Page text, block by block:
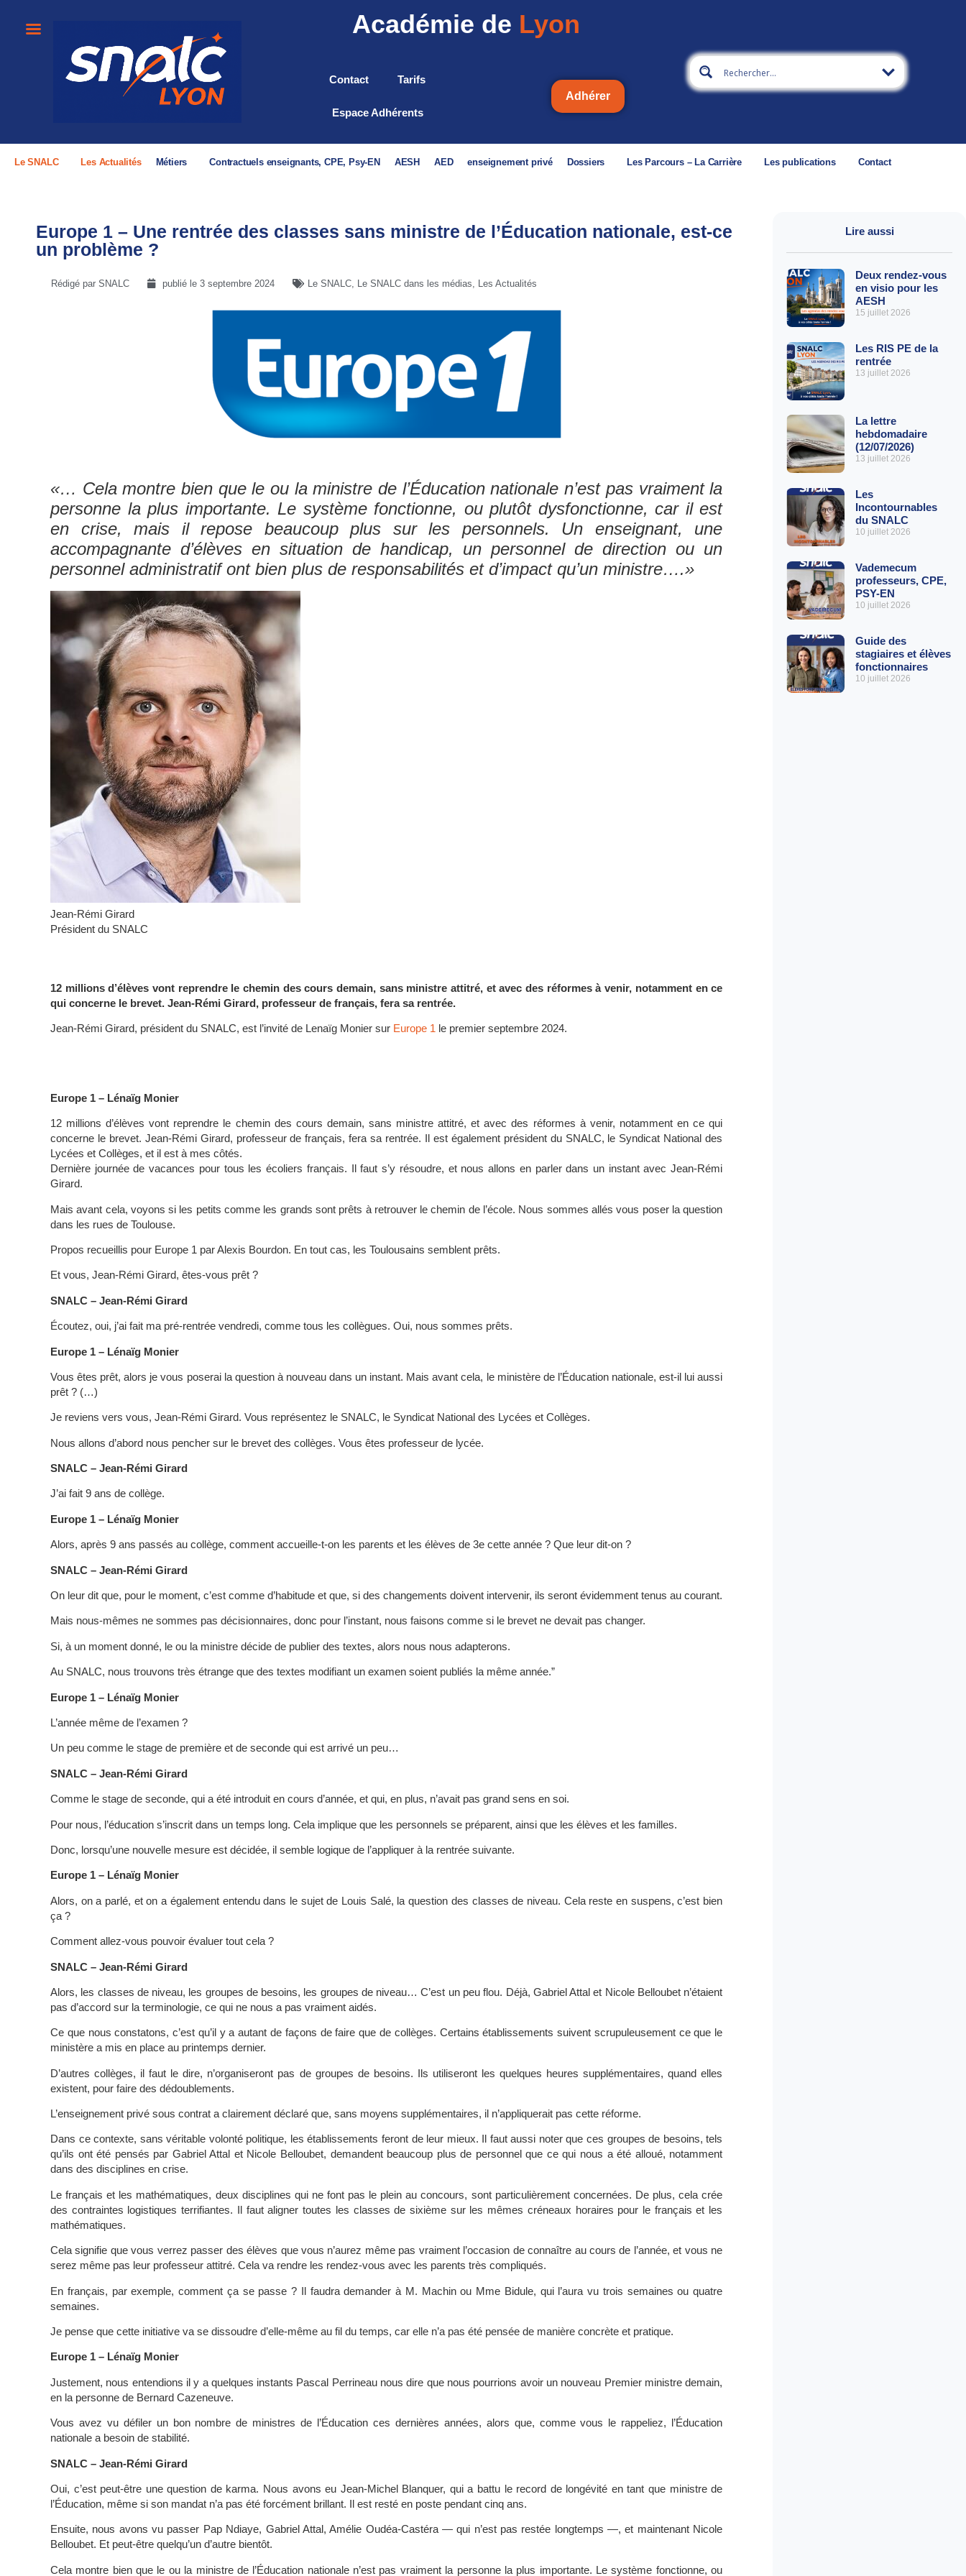
Académie de Lyon
Contact Tarifs
Espace Adhérents
Adhérer
Le SNALC Les Actualités Métiers Contractuels enseignants, CPE, Psy-EN AESH AED enseignement privé Dossiers Les Parcours – La Carrière Les publications Contact
Europe 1 – Une rentrée des classes sans ministre de l’Éducation nationale, est-ce
un problème ?
Rédigé par SNALC publié le 3 septembre 2024 Le SNALC, Le SNALC dans les médias, Les Actualités
«… Cela montre bien que le ou la ministre de l’Éducation nationale n’est pas vraiment la
personne la plus importante. Le système fonctionne, ou plutôt dysfonctionne, car il est
en crise, mais il repose beaucoup plus sur les personnels. Un enseignant, une
accompagnante d’élèves en situation de handicap, un personnel de direction ou un
personnel administratif ont bien plus de responsabilités et d’impact qu’un ministre….»
Jean-Rémi Girard
Président du SNALC
12 millions d’élèves vont reprendre le chemin des cours demain, sans ministre attitré, et avec des réformes à venir, notamment en ce
qui concerne le brevet. Jean-Rémi Girard, professeur de français, fera sa rentrée.
Jean-Rémi Girard, président du SNALC, est l’invité de Lenaïg Monier sur Europe 1 le premier septembre 2024.
Europe 1 – Lénaïg Monier
12 millions d’élèves vont reprendre le chemin des cours demain, sans ministre attitré, et avec des réformes à venir, notamment en ce qui
concerne le brevet. Jean-Rémi Girard, professeur de français, fera sa rentrée. Il est également président du SNALC, le Syndicat National des
Lycées et Collèges, et il est à mes côtés.
Dernière journée de vacances pour tous les écoliers français. Il faut s’y résoudre, et nous allons en parler dans un instant avec Jean-Rémi
Girard.
Mais avant cela, voyons si les petits comme les grands sont prêts à retrouver le chemin de l’école. Nous sommes allés vous poser la question
dans les rues de Toulouse.
Propos recueillis pour Europe 1 par Alexis Bourdon. En tout cas, les Toulousains semblent prêts.
Et vous, Jean-Rémi Girard, êtes-vous prêt ?
SNALC – Jean-Rémi Girard
Écoutez, oui, j’ai fait ma pré-rentrée vendredi, comme tous les collègues. Oui, nous sommes prêts.
Europe 1 – Lénaïg Monier
Vous êtes prêt, alors je vous poserai la question à nouveau dans un instant. Mais avant cela, le ministère de l’Éducation nationale, est-il lui aussi
prêt ? (…)
Je reviens vers vous, Jean-Rémi Girard. Vous représentez le SNALC, le Syndicat National des Lycées et Collèges.
Nous allons d’abord nous pencher sur le brevet des collèges. Vous êtes professeur de lycée.
SNALC – Jean-Rémi Girard
J’ai fait 9 ans de collège.
Europe 1 – Lénaïg Monier
Alors, après 9 ans passés au collège, comment accueille-t-on les parents et les élèves de 3e cette année ? Que leur dit-on ?
SNALC – Jean-Rémi Girard
On leur dit que, pour le moment, c’est comme d’habitude et que, si des changements doivent intervenir, ils seront évidemment tenus au courant.
Mais nous-mêmes ne sommes pas décisionnaires, donc pour l’instant, nous faisons comme si le brevet ne devait pas changer.
Si, à un moment donné, le ou la ministre décide de publier des textes, alors nous nous adapterons.
Au SNALC, nous trouvons très étrange que des textes modifiant un examen soient publiés la même année.”
Europe 1 – Lénaïg Monier
L’année même de l’examen ?
Un peu comme le stage de première et de seconde qui est arrivé un peu…
SNALC – Jean-Rémi Girard
Comme le stage de seconde, qui a été introduit en cours d’année, et qui, en plus, n’avait pas grand sens en soi.
Pour nous, l’éducation s’inscrit dans un temps long. Cela implique que les personnels se préparent, ainsi que les élèves et les familles.
Donc, lorsqu’une nouvelle mesure est décidée, il semble logique de l’appliquer à la rentrée suivante.
Europe 1 – Lénaïg Monier
Alors, on a parlé, et on a également entendu dans le sujet de Louis Salé, la question des classes de niveau. Cela reste en suspens, c’est bien
ça ?
Comment allez-vous pouvoir évaluer tout cela ?
SNALC – Jean-Rémi Girard
Alors, les classes de niveau, les groupes de besoins, les groupes de niveau… C’est un peu flou. Déjà, Gabriel Attal et Nicole Belloubet n’étaient
pas d’accord sur la terminologie, ce qui ne nous a pas vraiment aidés.
Ce que nous constatons, c’est qu’il y a autant de façons de faire que de collèges. Certains établissements suivent scrupuleusement ce que le
ministère a mis en place au printemps dernier.
D’autres collèges, il faut le dire, n’organiseront pas de groupes de besoins. Ils utiliseront les quelques heures supplémentaires, quand elles
existent, pour faire des dédoublements.
L’enseignement privé sous contrat a clairement déclaré que, sans moyens supplémentaires, il n’appliquerait pas cette réforme.
Dans ce contexte, sans véritable volonté politique, les établissements feront de leur mieux. Il faut aussi noter que ces groupes de besoins, tels
qu’ils ont été pensés par Gabriel Attal et Nicole Belloubet, demandent beaucoup plus de personnel que ce qui nous a été alloué, notamment
dans des disciplines en crise.
Le français et les mathématiques, deux disciplines qui ne font pas le plein au concours, sont particulièrement concernées. De plus, cela crée
des contraintes logistiques terrifiantes. Il faut aligner toutes les classes de sixième sur les mêmes créneaux horaires pour le français et les
mathématiques.
Cela signifie que vous verrez passer des élèves que vous n’aurez même pas vraiment l’occasion de connaître au cours de l’année, et vous ne
serez même pas leur professeur attitré. Cela va rendre les rendez-vous avec les parents très compliqués.
En français, par exemple, comment ça se passe ? Il faudra demander à M. Machin ou Mme Bidule, qui l’aura vu trois semaines ou quatre
semaines.
Je pense que cette initiative va se dissoudre d’elle-même au fil du temps, car elle n’a pas été pensée de manière concrète et pratique.
Europe 1 – Lénaïg Monier
Justement, nous entendions il y a quelques instants Pascal Perrineau nous dire que nous pourrions avoir un nouveau Premier ministre demain,
en la personne de Bernard Cazeneuve.
Vous avez vu défiler un bon nombre de ministres de l’Éducation ces dernières années, alors que, comme vous le rappeliez, l’Éducation
nationale a besoin de stabilité.
SNALC – Jean-Rémi Girard
Oui, c’est peut-être une question de karma. Nous avons eu Jean-Michel Blanquer, qui a battu le record de longévité en tant que ministre de
l’Éducation, même si son mandat n’a pas été forcément brillant. Il est resté en poste pendant cinq ans.
Ensuite, nous avons vu passer Pap Ndiaye, Gabriel Attal, Amélie Oudéa-Castéra — qui n’est pas restée longtemps —, et maintenant Nicole
Belloubet. Et peut-être quelqu’un d’autre bientôt.
Cela montre bien que le ou la ministre de l’Éducation nationale n’est pas vraiment la personne la plus importante. Le système fonctionne, ou
Lire aussi
Deux rendez-vous
en visio pour les
AESH
15 juillet 2026
Les RIS PE de la
rentrée
13 juillet 2026
La lettre
hebdomadaire
(12/07/2026)
13 juillet 2026
Les
Incontournables
du SNALC
10 juillet 2026
Vademecum
professeurs, CPE,
PSY-EN
10 juillet 2026
Guide des
stagiaires et élèves
fonctionnaires
10 juillet 2026